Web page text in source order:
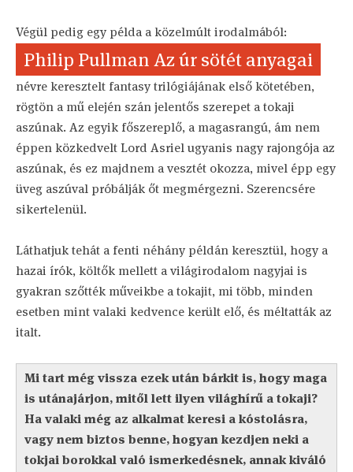
Végül pedig egy példa a közelmúlt irodalmából:
Philip Pullman Az úr sötét anyagai
névre keresztelt fantasy trilógiájának első kötetében,
rögtön a mű elején szán jelentős szerepet a tokaji
aszúnak. Az egyik főszereplő, a magasrangú, ám nem
éppen közkedvelt Lord Asriel ugyanis nagy rajongója az
aszúnak, és ez majdnem a vesztét okozza, mivel épp egy
üveg aszúval próbálják őt megmérgezni. Szerencsére
sikertelenül.
Láthatjuk tehát a fenti néhány példán keresztül, hogy a
hazai írók, költők mellett a világirodalom nagyjai is
gyakran szőtték műveikbe a tokajit, mi több, minden
esetben mint valaki kedvence került elő, és méltatták az
italt.
Mi tart még vissza ezek után bárkit is, hogy maga
is utánajárjon, mitől lett ilyen világhírű a tokaji?
Ha valaki még az alkalmat keresi a kóstolásra,
vagy nem biztos benne, hogyan kezdjen neki a
tokjai borokkal való ismerkedésnek, annak kiváló